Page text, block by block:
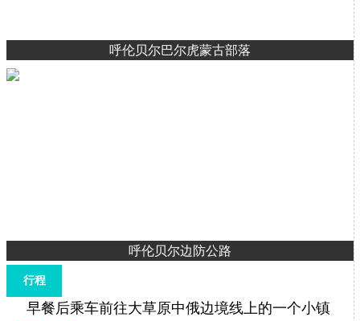
呼伦贝尔巴尔虎蒙古部落
呼伦贝尔边防公路
行程
早餐后乘车前往大草原中俄边境线上的一个小镇